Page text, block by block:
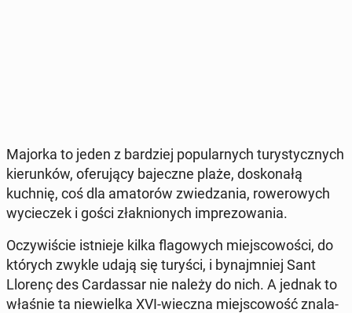
Majorka to jeden z bar­dziej po­pu­lar­nych tu­ry­stycz­nych
kie­run­ków, ofe­ru­ją­cy ba­jecz­ne plaże, do­sko­na­łą
kuchnię, coś dla ama­to­rów zwie­dza­nia, ro­we­ro­wych
wy­cie­czek i gości złak­nio­nych im­pre­zo­wa­nia.
Oczy­wi­ście ist­nie­je kilka fla­go­wych miej­sco­wo­ści, do
których zwykle udają się turyści, i by­naj­mniej Sant
Llorenç des Car­das­sar nie należy do nich. A jednak to
właśnie ta nie­wiel­ka XVI-wieczna miej­sco­wość zna­la­